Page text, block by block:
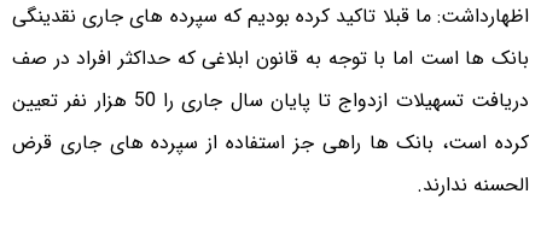
اظهارداشت: ما قبلا تاکید کرده بودیم که سپرده های جاری نقدینگی
بانک ها است اما با توجه به قانون ابلاغی که حداکثر افراد در صف
دریافت تسهیلات ازدواج تا پایان سال جاری را 50 هزار نفر تعیین
کرده است، بانک ها راهی جز استفاده از سپرده های جاری قرض
الحسنه ندارند.